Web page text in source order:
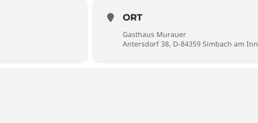
ORT
Gasthaus Murauer
Antersdorf 38, D-84359 Simbach am Inn